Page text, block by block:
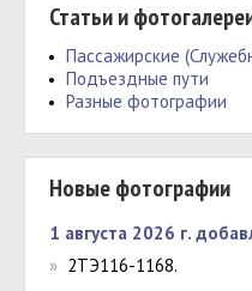
Статьи и
Пассажирские
Подъездные пути
Разные фотографии
Новые фотографии
1 августа 2026 г.
» 2ТЭ116-1168.